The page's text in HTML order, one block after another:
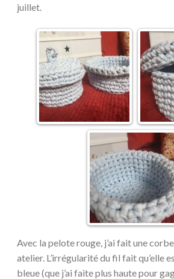
juillet.
Avec la pelote rouge, j’ai fait une
atelier. L’irrégularité du fil fait qu’elle
bleue (que j’ai faite plus haute pour